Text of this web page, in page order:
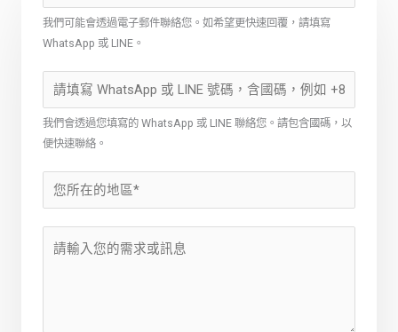
我們可能會透過電子郵件聯絡您。如希望更快速回覆，請填寫
WhatsApp 或 LINE。
我們會透過您填寫的 WhatsApp 或 LINE 聯絡您。請包含國碼，以
便快速聯絡。